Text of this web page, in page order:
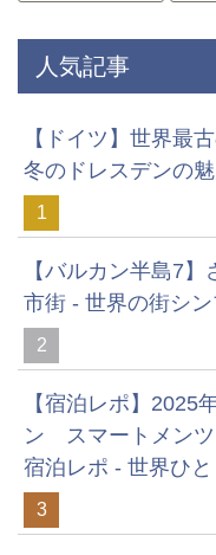
人気記事
【ドイツ】世界最
冬のドレスデンの
1
【バルカン半島7
市街 - 世界の街シ
2
【宿泊レポ】2025
ン スマートメンツ
宿泊レポ - 世界ひ
3